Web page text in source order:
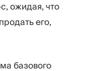
ожидая, что
его,
базового